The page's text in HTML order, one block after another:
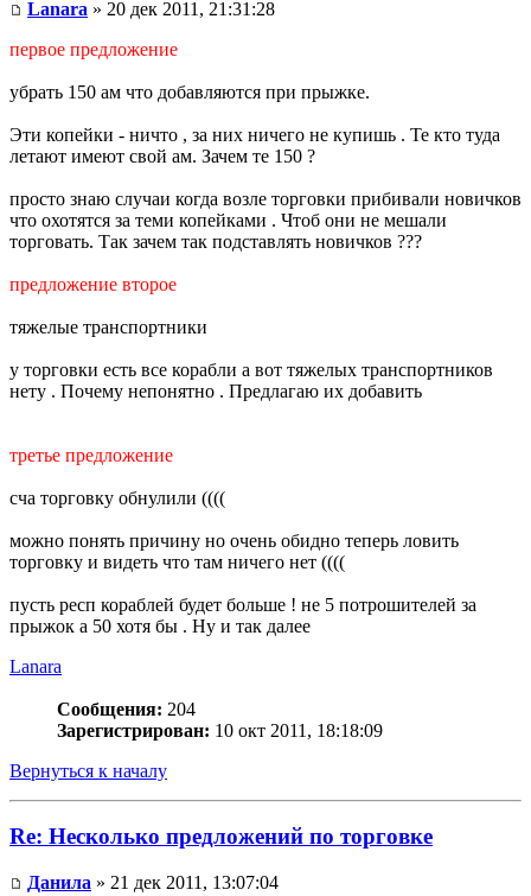
Lanara » 20 дек 2011, 21:31:28
первое предложение
убрать 150 ам что добавляются при прыжке.
Эти копейки - ничто , за них ничего не купишь . Те кто туда
летают имеют свой ам. Зачем те 150 ?
просто знаю случаи когда возле торговки прибивали новичков
что охотятся за теми копейками . Чтоб они не мешали
торговать. Так зачем так подставлять новичков ???
предложение второе
тяжелые транспортники
у торговки есть все корабли а вот тяжелых транспортников
нету . Почему непонятно . Предлагаю их добавить
третье предложение
сча торговку обнулили ((((
можно понять причину но очень обидно теперь ловить
торговку и видеть что там ничего нет ((((
пусть респ кораблей будет больше ! не 5 потрошителей за
прыжок а 50 хотя бы . Ну и так далее
Lanara
Сообщения: 204
Зарегистрирован: 10 окт 2011, 18:18:09
Вернуться к началу
Re: Несколько предложений по торговке
Данила » 21 дек 2011, 13:07:04